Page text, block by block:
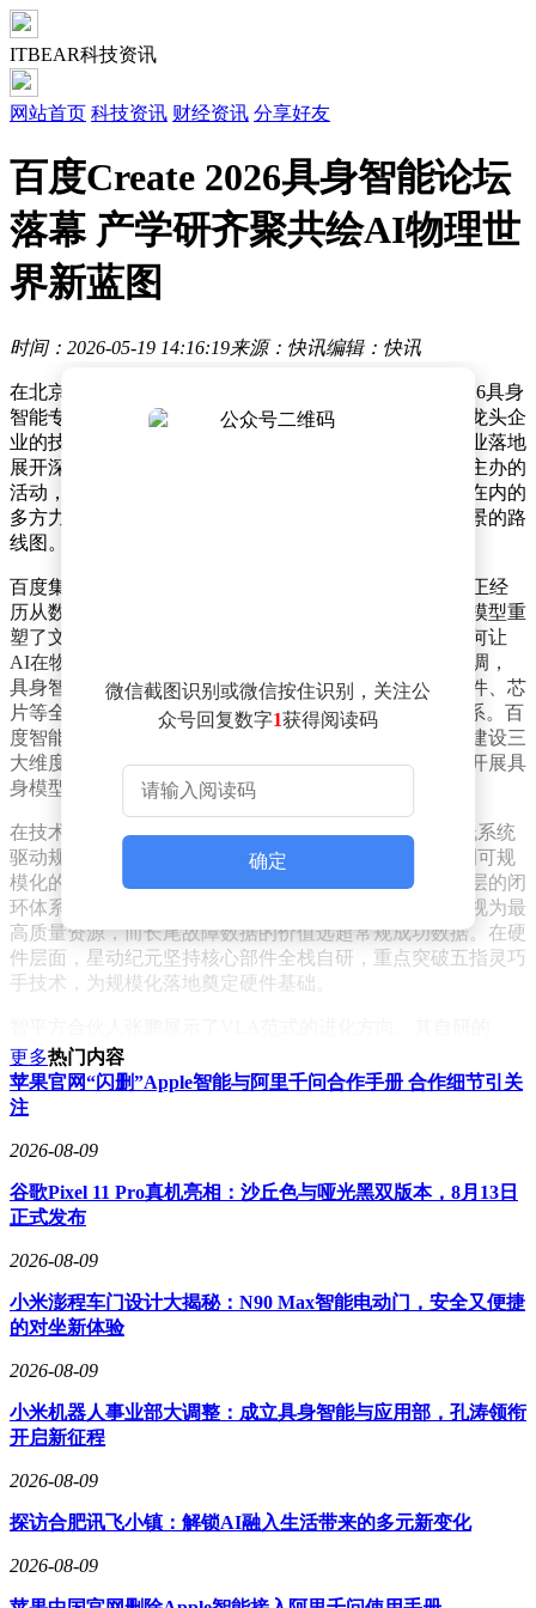
ITBEAR科技资讯
网站首页 科技资讯 财经资讯 分享好友
百度Create 2026具身智能论坛
落幕 产学研齐聚共绘AI物理世
界新蓝图
时间：2026-05-19 14:16:19来源：快讯编辑：快讯
在北京国家会议中心举办的百度AI开发者大会Create 2026具身
智能专题论坛上，来自全球顶尖高校、科研机构及行业龙头企
业的技术专家齐聚一堂，围绕具身智能的技术突破与产业落地
展开深度探讨。这场由百度智能云与机器人大讲堂联合主办的
活动，吸引了包括北京大学、上海交通大学、英伟达等在内的
多方力量参与，共同绘制具身智能从实验室走向真实场景的路
线图。
百度集团副总裁袁佛玉在开幕致辞中指出，全球AI产业正经
历从数字世界向物理世界渗透的关键转折。过去两年大模型重
塑了文本、图像等数字领域，而当前核心命题已转向如何让
AI在物理环境中实现安全、可靠、低成本的行动。她强调，
具身智能不是单一技术突破，而是涉及模型、数据、硬件、芯
片等全链条的系统工程，需要构建"知行合一"的技术体系。百
度智能云将从夯实基础设施、深化场景链接、推动标准建设三
大维度发力，目前已助力启元研究院、星动纪元等企业开展具
身模型研发。
在技术路径探讨环节，星动纪元创始人陈建宇提出"全栈系统
驱动规模化"理念。他指出，人形机器人要实现从可用到可规
模化的跨越，必须构建覆盖数据、大脑、本体、应用四层的闭
环体系。其团队构建的五级数据金字塔中，真机数据被视为最
高质量资源，而长尾故障数据的价值远超常规成功数据。在硬
件层面，星动纪元坚持核心部件全栈自研，重点突破五指灵巧
手技术，为规模化落地奠定硬件基础。
NeuroVLA模型通过类脑计算与VLA深度融合，突破了传统模
型响应延迟高、推理能力弱的瓶颈，实现毫秒级实时响应。更
值得关注的是，智平方联合百度智能云开源的AlphaBrain
研发门槛，推动技术普惠。张鹏强调，具身智能落地需要
AI、硬件、场景三要素深度融合，构建完整的商业闭环与数
据闭环。
系通过"大脑+小脑"分层架构，精准破解视觉语言模型识别不
准、物理交互薄弱等痛点。在工业场景中，其团队研发的机器
人已实现亚毫米级操作精度，与杰克科技签订的2000台订单标
合发布的机器人总厨可完成烹饪辅助，康养场景则实现了喂
饭、陪护等服务。
硬件与基础设施的创新同样成为焦点。百度智能云主任架构师
盖数据准备、训练、评测到部署的全链路。针对行业三大研发
范式，平台提供5B-20B模型并行训练方案，优化运动控制策
服务30余家具身企业完成模型落地。
微信截图识别或微信按住识别，关注公
众号回复数字1获得阅读码
确定
更多热门内容
苹果官网“闪删”Apple智能与阿里千问合作手册 合作细节引关
注
2026-08-09
谷歌Pixel 11 Pro真机亮相：沙丘色与哑光黑双版本，8月13日
正式发布
2026-08-09
小米澎程车门设计大揭秘：N90 Max智能电动门，安全又便捷
的对坐新体验
2026-08-09
小米机器人事业部大调整：成立具身智能与应用部，孔涛领衔
开启新征程
2026-08-09
探访合肥讯飞小镇：解锁AI融入生活带来的多元新变化
2026-08-09